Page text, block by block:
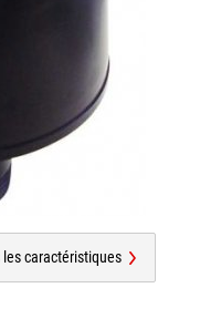
caractéristiques